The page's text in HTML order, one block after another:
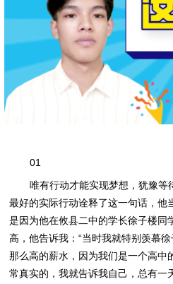
01
唯有行动才能实现梦想，犹豫等
最好的实际行动诠释了这一句话，他
是因为他在攸县二中的学长徐子楼同
高，他告诉我：“当时我就特别羡慕
那么高的薪水，因为我们是一个高中
常真实的，我就告诉我自己，总有一